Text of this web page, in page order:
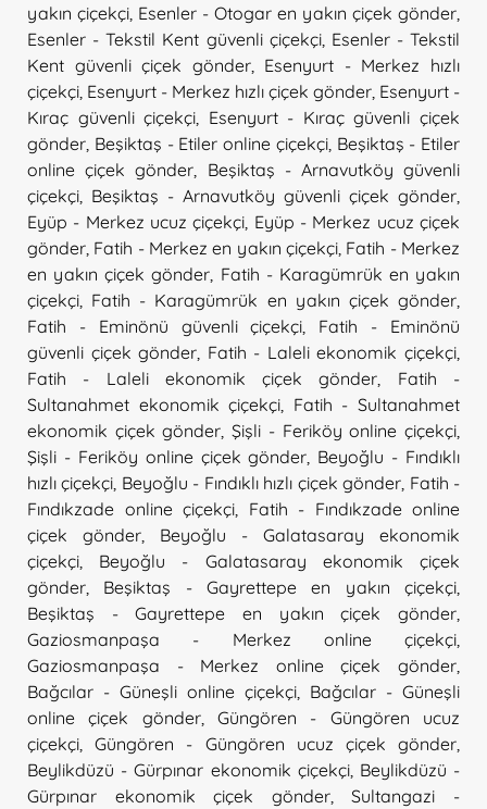
yakın çiçekçi Esenler - Otogar en yakın çiçek gönder
Esenler - Tekstil Kent güvenli çiçekçi, Esenler - Tekstil
Kent güvenli çiçek gönder, Esenyurt - Merkez hızlı
çiçekçi Esenyurt - Merkez hızlı çiçek gönder Esenyurt -
Kıraç güvenli çiçekçi
Esenyurt - Kıraç güvenli çiçek
gönder Beşiktaş - Etiler online çiçekçi, Beşiktaş - Etiler
online çiçek gönder
Beşiktaş - Arnavutköy güvenli
çiçekçi Beşiktaş - Arnavutköy güvenli çiçek gönder
Eyüp - Merkez ucuz çiçekçi Eyüp - Merkez ucuz çiçek
gönder Fatih - Merkez en yakın çiçekçi Fatih - Merkez
en yakın çiçek gönder Fatih - Karagümrük en yakın
çiçekçi Fatih - Karagümrük en yakın çiçek gönder
Fatih - Eminönü güvenli çiçekçi
Fatih - Eminönü
güvenli çiçek gönder Fatih - Laleli ekonomik çiçekçi
Fatih - Laleli ekonomik çiçek gönder
Fatih -
Sultanahmet ekonomik çiçekçi
Fatih - Sultanahmet
ekonomik çiçek gönder ,Şişli - Feriköy online çiçekçi
Şişli - Feriköy online çiçek gönder Beyoğlu - Fındıklı
hızlı çiçekçi Beyoğlu - Fındıklı hızlı çiçek gönder Fatih -
Fındıkzade online çiçekçi
Fatih - Fındıkzade online
çiçek gönder
Beyoğlu - Galatasaray ekonomik
çiçekçi
Beyoğlu - Galatasaray ekonomik çiçek
gönder
Beşiktaş - Gayrettepe en yakın çiçekçi
Beşiktaş - Gayrettepe en yakın çiçek gönder
Gaziosmanpaşa - Merkez online çiçekçi
Gaziosmanpaşa - Merkez online çiçek gönder
Bağcılar - Güneşli online çiçekçi
Bağcılar - Güneşli
online çiçek gönder,Güngören - Güngören ucuz
çiçekçi ,Güngören - Güngören ucuz çiçek gönder
Beylikdüzü - Gürpınar ekonomik çiçekçi, Beylikdüzü -
Gürpınar ekonomik çiçek gönder,Sultangazi -